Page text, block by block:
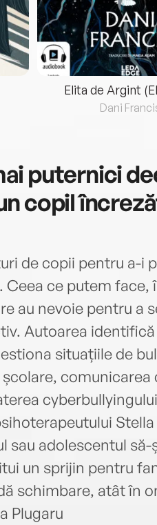
Elita de Argint
Dani
puternici
copil
de copii pentru a-i
ce putem face,
au nevoie pentru a
Autoarea
situațiile de
comunicarea
Stella
sau adolescentul
un sprijin pentru
schimbare, atât în
Plugaru